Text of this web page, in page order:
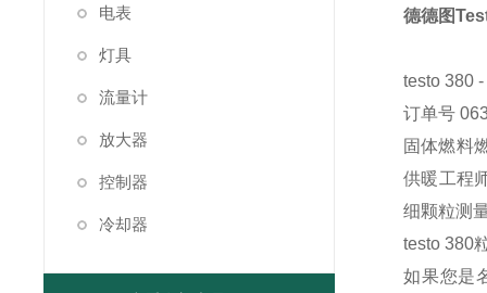
电表
灯具
流量计
放大器
控制器
冷却器
德德图
testo 380
订单号
固体燃料
供暖工程
细颗粒测
testo 380
如果您是